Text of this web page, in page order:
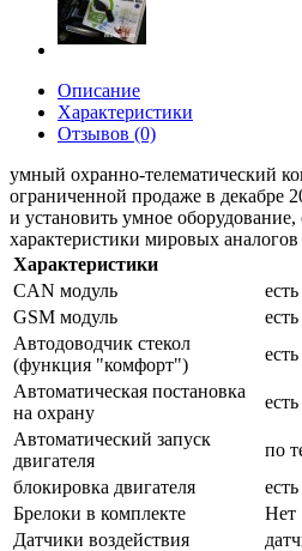
Описание
Характеристики
Отзывов (0)
умный охранно-телематический
ограниченной продаже в декабре
и установить умное
характеристики мировых
Характеристики
CAN модуль
есть
GSM модуль
есть
Автодоводчик стекол
(функция "комфорт")
есть
Автоматическая постановка
на охрану
есть
Автоматический запуск
двигателя
по
блокировка двигателя
есть
Брелоки в комплекте
Нет
Датчики воздействия